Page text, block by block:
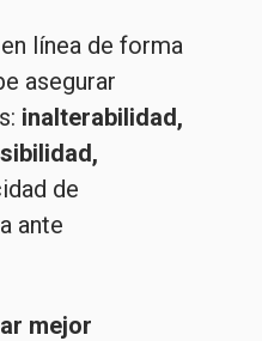
línea de forma
asegurar
inalterabilidad,
de
ante
mejor